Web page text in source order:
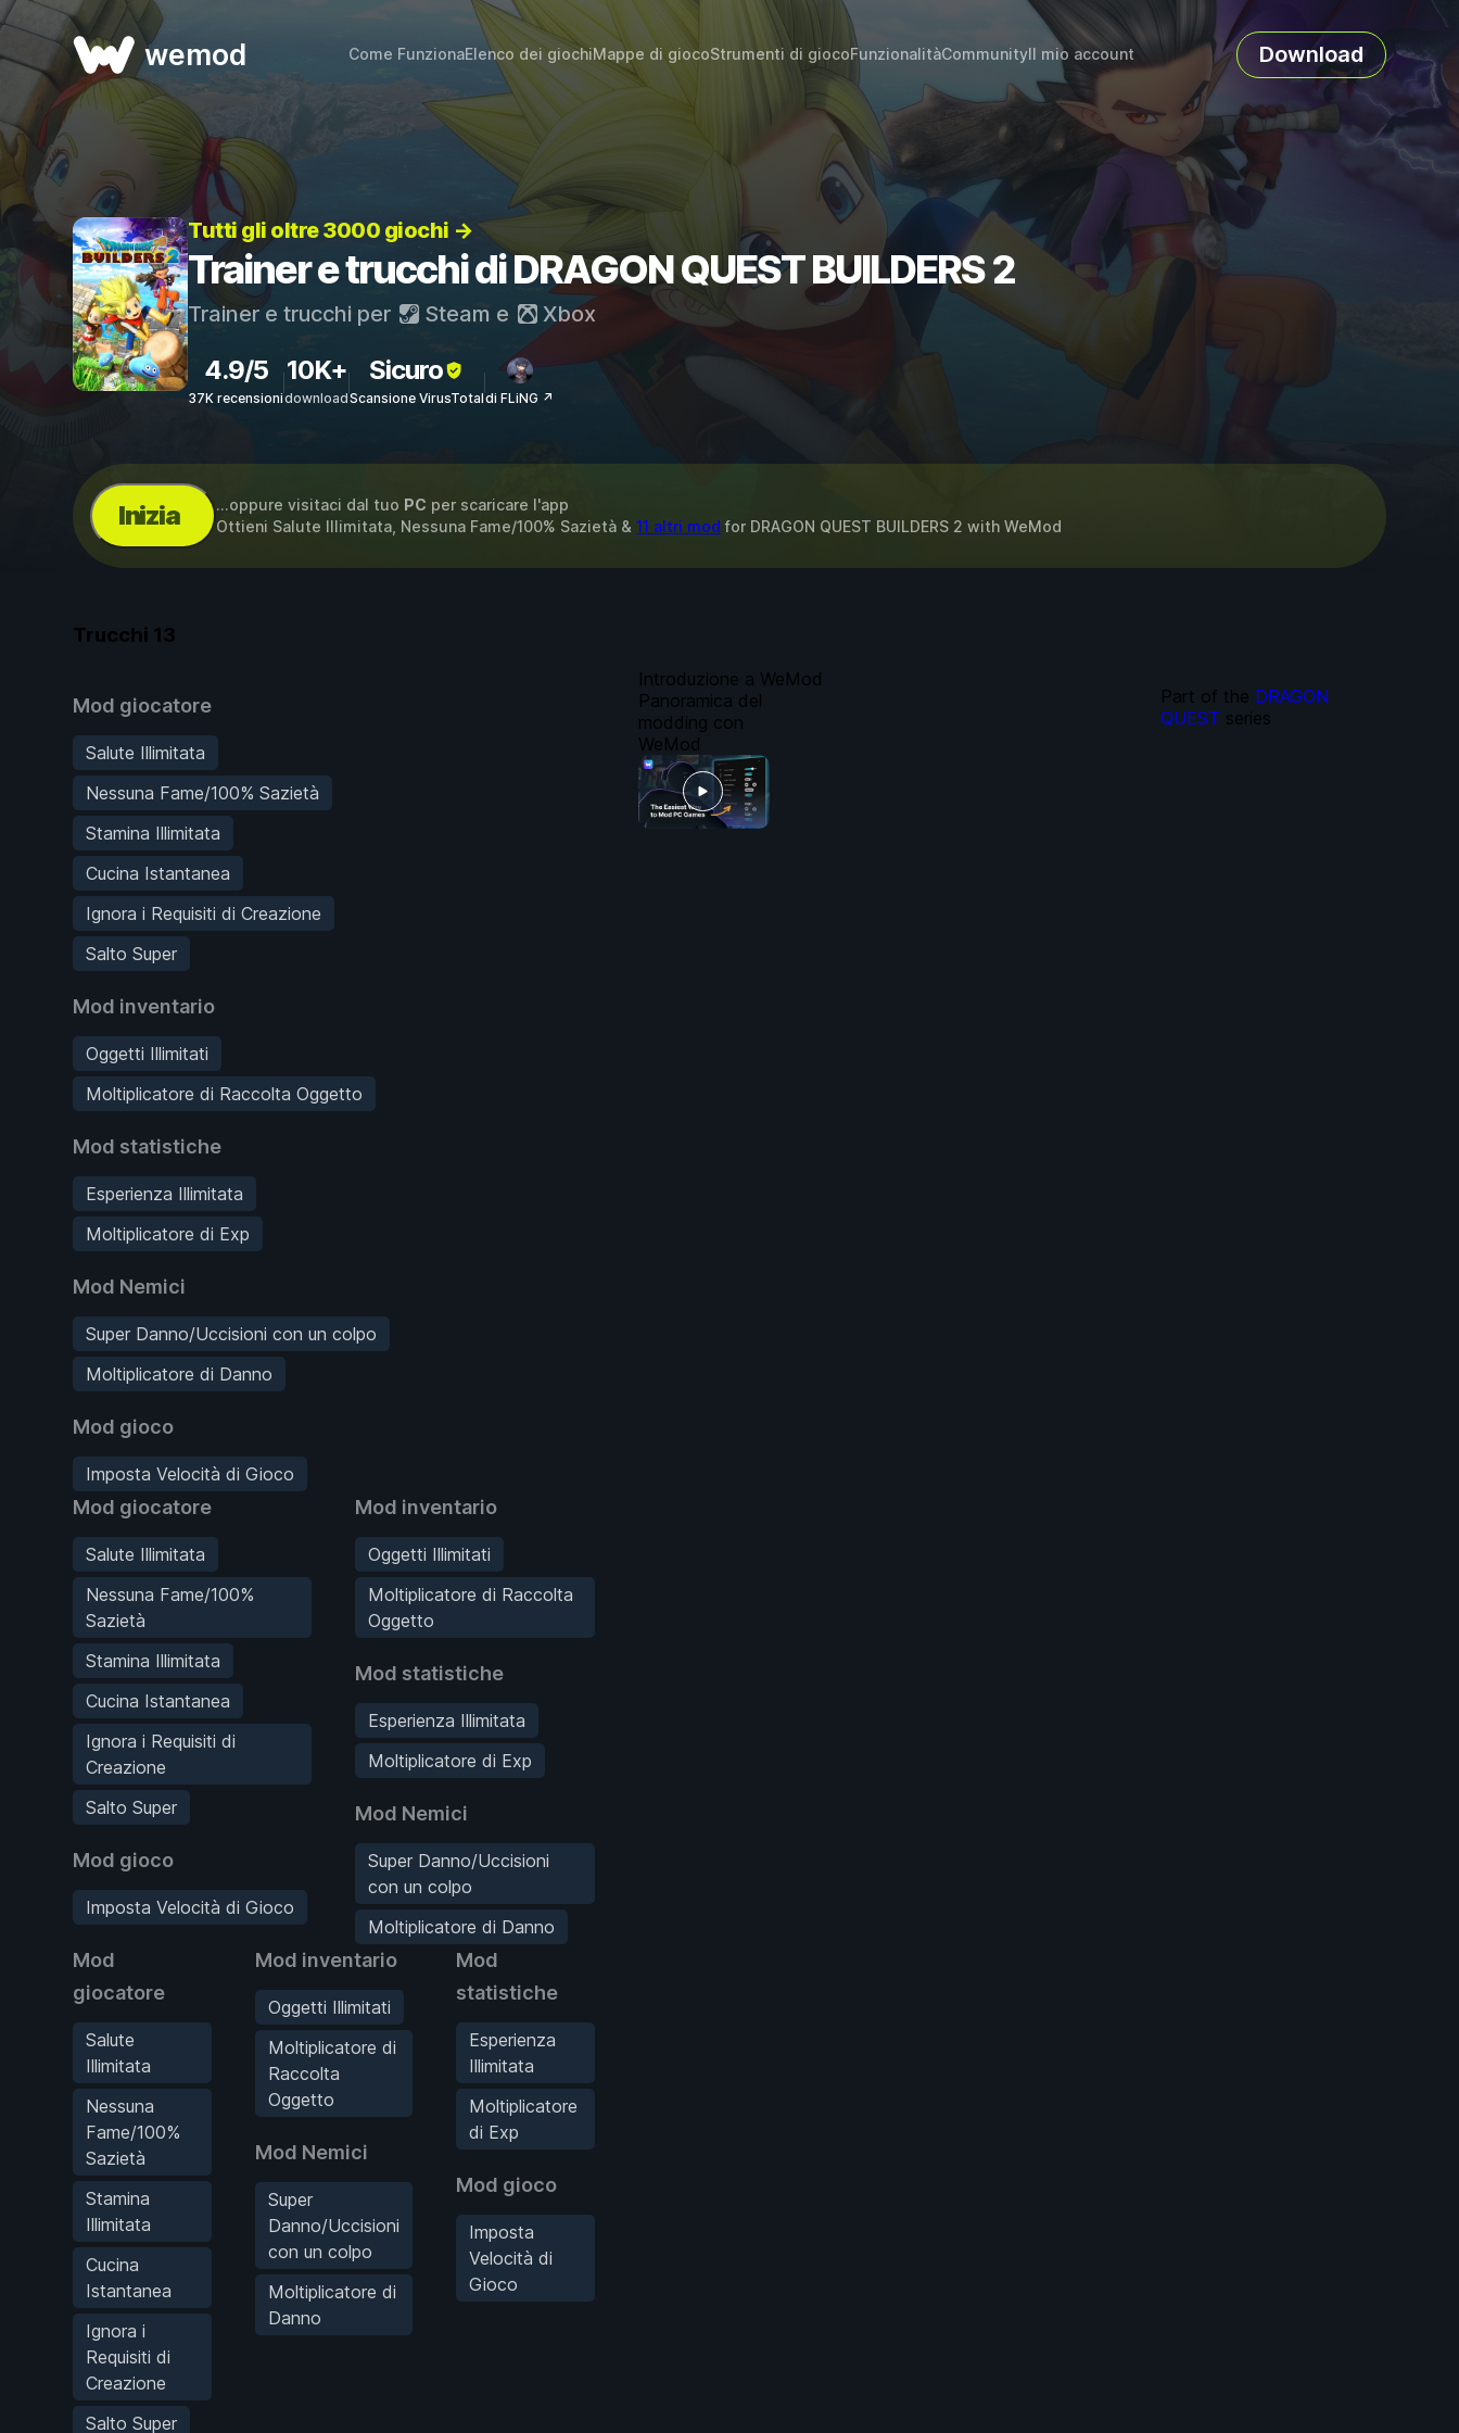
wemod Come FunzionaElenco dei giochiMappe di giocoStrumenti di giocoFunzionalitàCommunityIl mio account Download
Tutti gli oltre 3000 giochi →
Trainer e trucchi di DRAGON QUEST BUILDERS 2
Trainer e trucchi per Steam e Xbox
4.9/5
37K recensioni
10K+
download
Sicuro
Scansione VirusTotaldi FLiNG ↗
Inizia ...oppure visitaci dal tuo PC per scaricare l'app
Ottieni Salute Illimitata, Nessuna Fame/100% Sazietà & 11 altri mod for DRAGON QUEST BUILDERS 2 with WeMod
Trucchi 13
Mod giocatore
Salute Illimitata
Nessuna Fame/100% Sazietà
Stamina Illimitata
Cucina Istantanea
Ignora i Requisiti di Creazione
Salto Super
Mod inventario
Oggetti Illimitati
Moltiplicatore di Raccolta Oggetto
Mod statistiche
Esperienza Illimitata
Moltiplicatore di Exp
Mod Nemici
Super Danno/Uccisioni con un colpo
Moltiplicatore di Danno
Mod gioco
Imposta Velocità di Gioco
Mod giocatore
Salute Illimitata
Nessuna Fame/100%
Sazietà
Stamina Illimitata
Cucina Istantanea
Ignora i Requisiti di
Creazione
Salto Super
Mod gioco
Imposta Velocità di Gioco
Mod inventario
Oggetti Illimitati
Moltiplicatore di Raccolta
Oggetto
Mod statistiche
Esperienza Illimitata
Moltiplicatore di Exp
Mod Nemici
Super Danno/Uccisioni
con un colpo
Moltiplicatore di Danno
Mod
giocatore
Salute
Illimitata
Nessuna
Fame/100%
Sazietà
Stamina
Illimitata
Cucina
Istantanea
Ignora i
Requisiti di
Creazione
Salto Super
Mod inventario
Oggetti Illimitati
Moltiplicatore di
Raccolta
Oggetto
Mod Nemici
Super
Danno/Uccisioni
con un colpo
Moltiplicatore di
Danno
Mod
statistiche
Esperienza
Illimitata
Moltiplicatore
di Exp
Mod gioco
Imposta
Velocità di
Gioco
Introduzione a WeMod
Panoramica del
modding con
WeMod
Part of the DRAGON
QUEST series